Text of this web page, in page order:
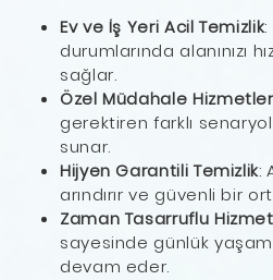
Ev ve İş Yeri Acil Temizlik:
durumlarında alanınızı
sağlar.
Özel Müdahale
gerektiren farklı
sunar.
Hijyen Garantili Temizlik:
arındırır ve güvenli bir
Zaman Tasarruflu Hizmet
sayesinde günlük yaşam
devam eder.